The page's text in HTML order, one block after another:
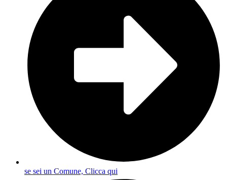
se sei un Comune, Clicca qui